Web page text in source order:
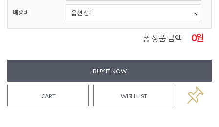
배송비
총 상품 금액 0원
BUY IT NOW
CART WISH LIST